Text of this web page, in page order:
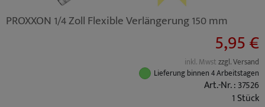
PROXXON 1/4 Zoll Flexible Verlängerung 150 mm
5,95 €
inkl. Mwstzzgl. Versand
Lieferung binnen 4 Arbeitstagen
Art.-Nr. : 37526
1 Stück